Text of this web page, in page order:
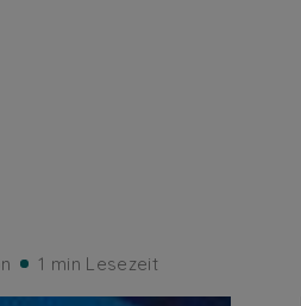
1 min Lesezeit